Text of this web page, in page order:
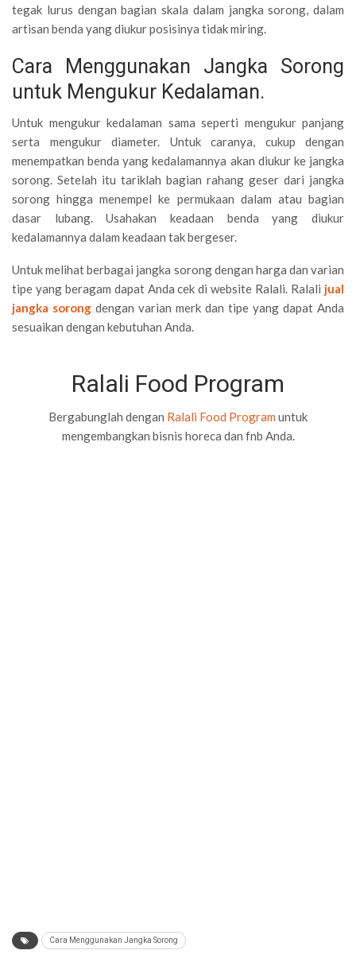
tegak lurus dengan bagian skala dalam jangka sorong, dalam
artisan benda yang diukur posisinya tidak miring.
Cara Menggunakan Jangka Sorong
untuk Mengukur Kedalaman.
Untuk mengukur kedalaman sama seperti mengukur panjang
serta mengukur diameter. Untuk caranya, cukup dengan
menempatkan benda yang kedalamannya akan diukur ke jangka
sorong. Setelah itu tariklah bagian rahang geser dari jangka
sorong hingga menempel ke permukaan dalam atau bagian
dasar lubang. Usahakan keadaan benda yang diukur
kedalamannya dalam keadaan tak bergeser.
Untuk melihat berbagai jangka sorong dengan harga dan varian
tipe yang beragam dapat Anda cek di website Ralali. Ralali jual
jangka sorong dengan varian merk dan tipe yang dapat Anda
sesuaikan dengan kebutuhan Anda.
Ralali Food Program
Bergabunglah dengan Ralali Food Program untuk
mengembangkan bisnis horeca dan fnb Anda.
Cara Menggunakan Jangka Sorong